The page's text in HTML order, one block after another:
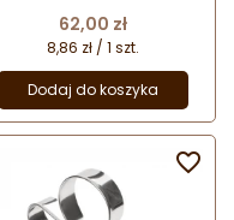
Cena
62,00 zł
8,86 zł / 1 szt.
Dodaj do koszyka
